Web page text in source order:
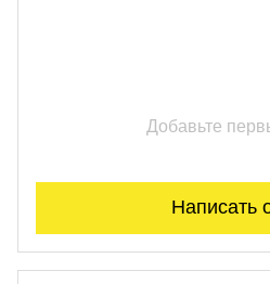
Добавьте
Написать